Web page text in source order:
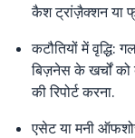
कैश ट्रांज़ैक्शन या
कटौतियों में वृद्धि:
बिज़नेस के खर्चों को
की रिपोर्ट करना.
एसेट या मनी